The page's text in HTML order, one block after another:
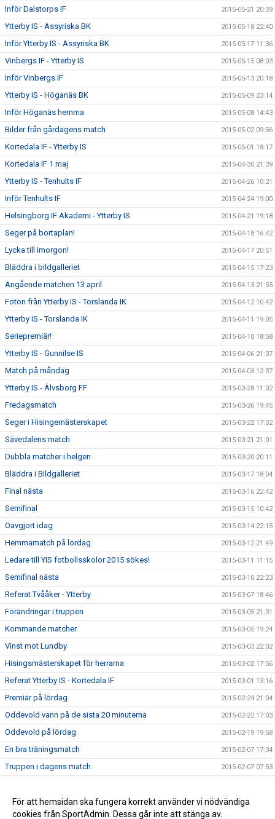
Inför Dalstorps IF 2015-05-21 20:39
Ytterby IS - Assyriska BK 2015-05-18 22:40
Inför Ytterby IS - Assyriska BK 2015-05-17 11:36
Vinbergs IF - Ytterby IS 2015-05-15 08:03
Inför Vinbergs IF 2015-05-13 20:18
Ytterby IS - Höganäs BK 2015-05-09 23:14
Inför Höganäs hemma 2015-05-08 14:43
Bilder från gårdagens match 2015-05-02 09:56
Kortedala IF - Ytterby IS 2015-05-01 18:17
Kortedala IF 1 maj 2015-04-30 21:39
Ytterby IS - Tenhults IF 2015-04-26 10:21
Inför Tenhults IF 2015-04-24 19:00
Helsingborg IF Akademi - Ytterby IS 2015-04-21 19:18
Seger på bortaplan! 2015-04-18 16:42
Lycka till imorgon! 2015-04-17 20:51
Bläddra i bildgalleriet 2015-04-15 17:23
Angående matchen 13 april 2015-04-13 21:55
Foton från Ytterby IS - Torslanda IK 2015-04-12 10:42
Ytterby IS - Torslanda IK 2015-04-11 19:05
Seriepremiär! 2015-04-10 18:58
Ytterby IS - Gunnilse IS 2015-04-06 21:37
Match på måndag 2015-04-03 12:37
Ytterby IS - Älvsborg FF 2015-03-28 11:02
Fredagsmatch 2015-03-26 19:45
Seger i Hisingemästerskapet 2015-03-22 17:32
Sävedalens match 2015-03-21 21:01
Dubbla matcher i helgen 2015-03-20 20:11
Bläddra i Bildgalleriet 2015-03-17 18:04
Final nästa 2015-03-16 22:42
Semifinal 2015-03-15 10:42
Oavgjort idag 2015-03-14 22:15
Hemmamatch på lördag 2015-03-12 21:49
Ledare till YIS fotbollsskolor 2015 sökes! 2015-03-11 11:15
Semifinal nästa 2015-03-10 22:23
Referat Tvååker - Ytterby 2015-03-07 18:46
Förändringar i truppen 2015-03-05 21:31
Kommande matcher 2015-03-05 19:24
Vinst mot Lundby 2015-03-03 22:02
Hisingsmästerskapet för herrarna 2015-03-02 17:56
Referat Ytterby IS - Kortedala IF 2015-03-01 13:16
Premiär på lördag 2015-02-24 21:04
Oddevold vann på de sista 20 minuterna 2015-02-22 17:03
Oddevold på lördag 2015-02-19 19:58
En bra träningsmatch 2015-02-07 17:34
Truppen i dagens match 2015-02-07 07:53
Försäsongsträning 2015-01-29 20:18
För att hemsidan ska fungera korrekt använder vi nödvändiga
cookies från SportAdmin. Dessa går inte att stänga av.